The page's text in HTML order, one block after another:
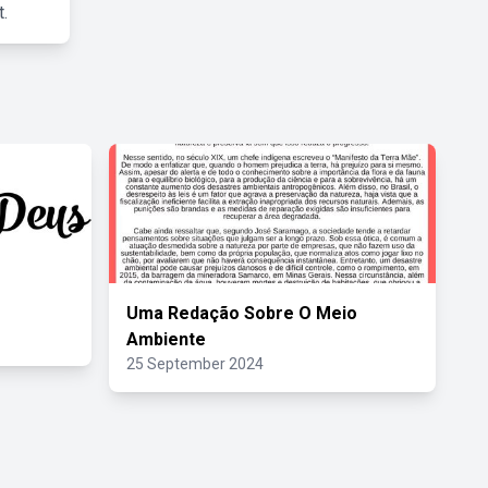
Uma Redação Sobre O Meio
Ambiente
25 September 2024